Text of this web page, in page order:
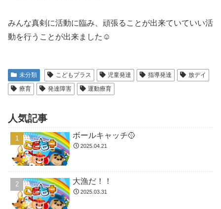
みんな真剣に活動に臨み、頑張ることが出来ていていい活
動を行うことが出来ました☺
未分類 こどもプラス 児童発達 指導発達
放デイ
療育
発達障害 運動療育
人気記事
ボールキャッチ🥎
2025.04.21
大漁だ！！
2025.03.31